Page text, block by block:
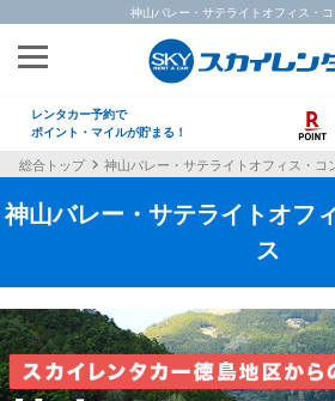
神山バレー・サテライトオフィス・
レンタカー予約で
ポイント・マイルが貯まる！
総合トップ 神山バレー・サテライトオフィス・コ
神山バレー・サテライトオフ
ス